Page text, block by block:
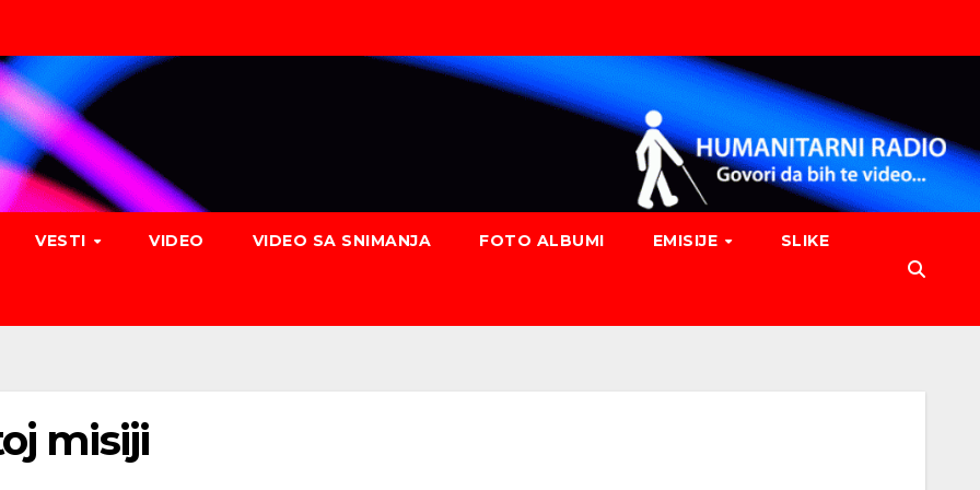
VESTI VIDEO VIDEO SA SNIMANJA FOTO ALBUMI EMISIJE SLIKE
misiji